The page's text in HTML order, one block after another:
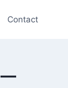
Contact
—